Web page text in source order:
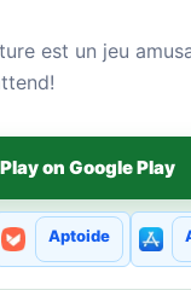
est un jeu
Play on Google Play
Aptoide